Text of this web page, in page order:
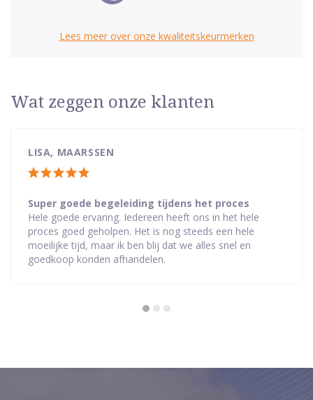
Lees meer over onze kwaliteitskeurmerken
Wat zeggen onze klanten
LISA, MAARSSEN
Totale
waardering:
5
van
5
Super goede begeleiding tijdens het proces
Hele goede ervaring. Iedereen heeft ons in het hele
proces goed geholpen. Het is nog steeds een hele
moeilijke tijd, maar ik ben blij dat we alles snel en
goedkoop konden afhandelen.